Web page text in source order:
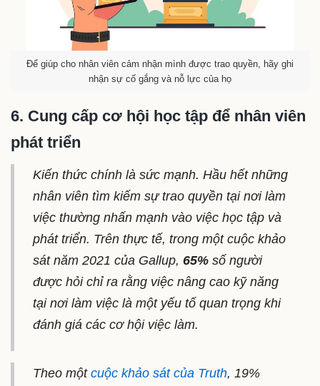
Để giúp cho nhân viên cảm nhận mình được trao quyền, hãy ghi
nhận sự cố gắng và nỗ lực của họ
6. Cung cấp cơ hội học tập để nhân viên
phát triển
Kiến thức chính là sức mạnh. Hầu hết những
nhân viên tìm kiếm sự trao quyền tại nơi làm
việc thường nhấn mạnh vào việc học tập và
phát triển. Trên thực tế, trong một cuộc khảo
sát năm 2021 của Gallup, 65%số người
được hỏi chỉ ra rằng việc nâng cao kỹ năng
tại nơi làm việc là một yếu tố quan trọng khi
đánh giá các cơ hội việc làm.
Theo một cuộc khảo sát của Truth, 19%